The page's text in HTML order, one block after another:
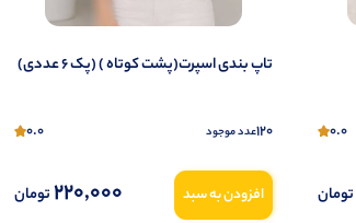
0.0
تومان
تاپ بندی اسپرت(پشت کوتاه ) (پک 6 عددی)
120عدد موجود 0.0
افزودن به سبد 220,000تومان